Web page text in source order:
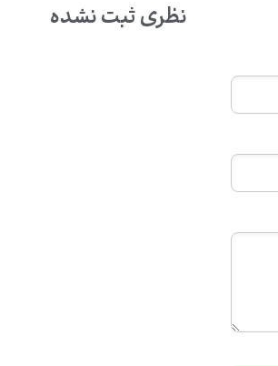
نظری ثبت نشده